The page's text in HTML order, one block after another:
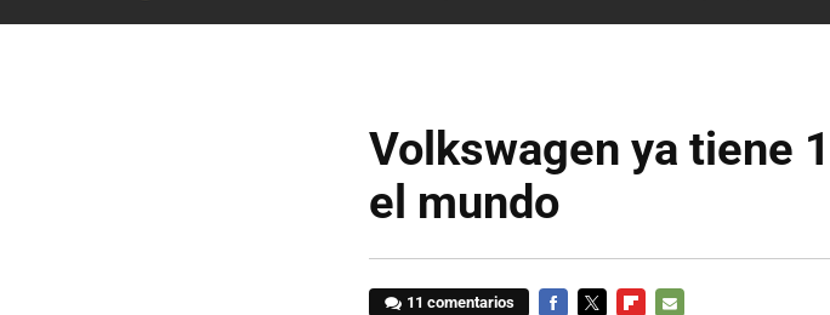
Volkswagen ya tiene
el mundo
11 comentarios